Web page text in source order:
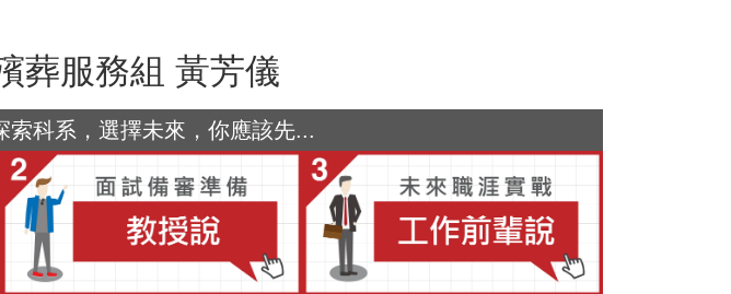
葬服務組 黃芳儀
索科系，選擇未來，你應該先...